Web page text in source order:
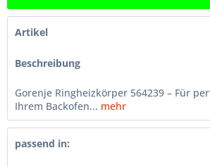
Artikel
Beschreibung
Gorenje Ringheizkörper 564239 – Für
Ihrem Backofen... mehr
passend in: